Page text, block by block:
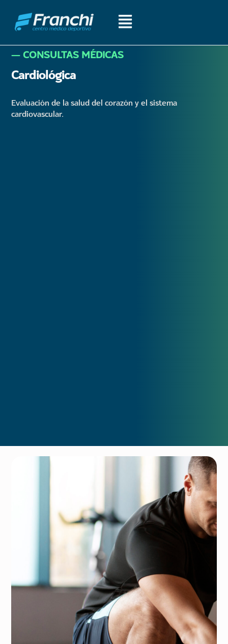
― CONSULTAS MÉDICAS​
Cardiológica
Evaluación de la salud del corazón y el sistema
cardiovascular.